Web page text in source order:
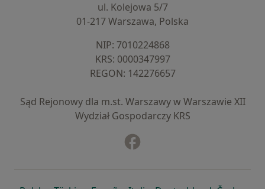
ul. Kolejowa 5/7
01-217 Warszawa, Polska
NIP: ⁠7010224868
KRS: ⁠0000347997
REGON: ⁠142276657
Sąd Rejonowy dla m.st. Warszawy w Warszawie XII
Wydział Gospodarczy KRS